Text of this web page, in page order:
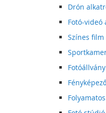
Drón
Fotó-videó
Színes film